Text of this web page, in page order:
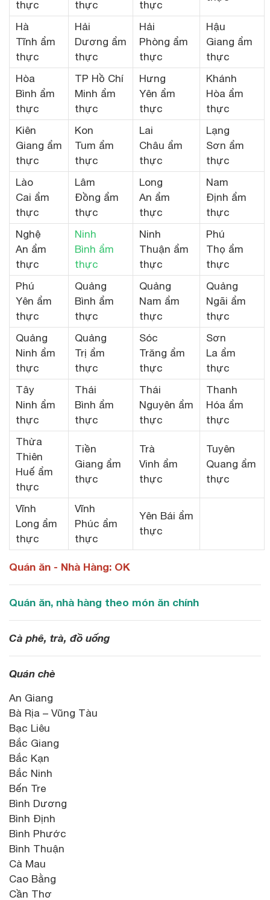
thực
thực
thực
Hà
Tĩnh ẩm
thực
Hải
Dương ẩm
thực
Hải
Phòng ẩm
thực
Hậu
Giang ẩm
thực
Hòa
Bình ẩm
thực
TP Hồ Chí
Minh ẩm
thực
Hưng
Yên ẩm
thực
Khánh
Hòa ẩm
thực
Kiên
Giang ẩm
thực
Kon
Tum ẩm
thực
Lai
Châu ẩm
thực
Lạng
Sơn ẩm
thực
Lào
Cai ẩm
thực
Lâm
Đồng ẩm
thực
Long
An ẩm
thực
Nam
Định ẩm
thực
Nghệ
An ẩm
thực
Ninh
Bình ẩm
thực
Ninh
Thuận ẩm
thực
Phú
Thọ ẩm
thực
Phú
Yên ẩm
thực
Quảng
Bình ẩm
thực
Quảng
Nam ẩm
thực
Quảng
Ngãi ẩm
thực
Quảng
Ninh ẩm
thực
Quảng
Trị ẩm
thực
Sóc
Trăng ẩm
thực
Sơn
La ẩm
thực
Tây
Ninh ẩm
thực
Thái
Bình ẩm
thực
Thái
Nguyên ẩm
thực
Thanh
Hóa ẩm
thực
Thừa
Thiên
Huế ẩm
thực
Tiền
Giang ẩm
thực
Trà
Vinh ẩm
thực
Tuyên
Quang ẩm
thực
Vĩnh
Long ẩm
thực
Vĩnh
Phúc ẩm
thực
Yên Bái ẩm
thực
Quán ăn - Nhà Hàng: OK
Quán ăn, nhà hàng theo món ăn chính
Cà phê, trà, đồ uống
Quán chè
An Giang
Bà Rịa – Vũng Tàu
Bạc Liêu
Bắc Giang
Bắc Kạn
Bắc Ninh
Bến Tre
Bình Dương
Bình Định
Bình Phước
Bình Thuận
Cà Mau
Cao Bằng
Cần Thơ